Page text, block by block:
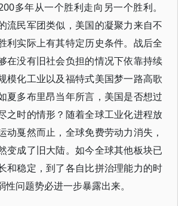
多年从一个胜利走向另一个胜利。
流民军团类似，美国的凝聚力来自不
利实际上有其特定历史条件。战后全
在没有旧社会负担的情况下依靠持续
模化工业以及福特式美国梦一路高歌
夏多布里昂当年所言，美国是否想过
之时的情形？随着全球工业化进程放
动戛然而止，全球免费劳动力消失，
变成了旧大陆。如今全球其他板块已
和稳定，到了各自比拼治理能力的时
性问题势必进一步暴露出来。